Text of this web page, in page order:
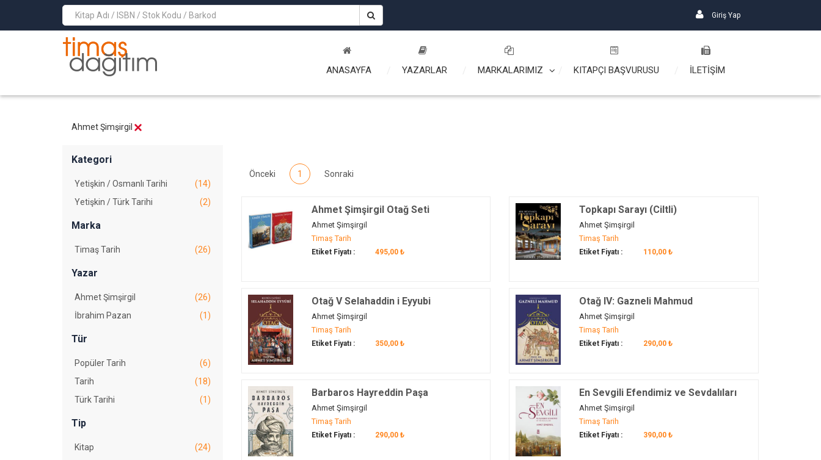
>
Giriş Yap
ANASAYFA YAZARLAR MARKALARIMIZ KITAPÇI BAŞVURUSU İLETİŞİM
Ahmet Şimşirgil
Kategori
Yetişkin / Osmanlı Tarihi
(14)
Yetişkin / Türk Tarihi
(2)
Marka
Timaş Tarih (26)
Yazar
Ahmet Şimşirgil
(26)
İbrahim Pazan
(1)
Tür
Popüler Tarih
(6)
Tarih
(18)
Türk Tarihi
(1)
Tip
Kitap
(24)
Önceki 1 Sonraki
Ahmet Şimşirgil Otağ Seti
Ahmet Şimşirgil
Timaş Tarih
Etiket Fiyatı : 495,00 ₺
Topkapı Sarayı (Ciltli)
Ahmet Şimşirgil
Timaş Tarih
Etiket Fiyatı : 110,00 ₺
Otağ V Selahaddin i Eyyubi
Ahmet Şimşirgil
Timaş Tarih
Etiket Fiyatı : 350,00 ₺
Otağ IV: Gazneli Mahmud
Ahmet Şimşirgil
Timaş Tarih
Etiket Fiyatı : 290,00 ₺
Barbaros Hayreddin Paşa
Ahmet Şimşirgil
Timaş Tarih
Etiket Fiyatı : 290,00 ₺
En Sevgili Efendimiz ve Sevdalıları
Ahmet Şimşirgil
Timaş Tarih
Etiket Fiyatı : 390,00 ₺